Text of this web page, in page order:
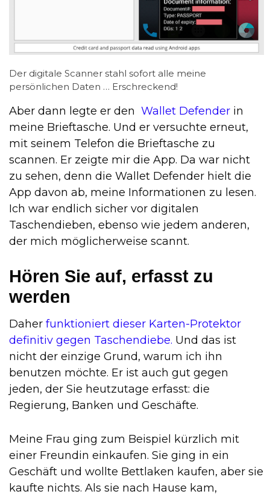
Der digitale Scanner stahl sofort alle meine
persönlichen Daten … Erschreckend!
Aber dann legte er den Wallet Defender in
meine Brieftasche. Und er versuchte erneut,
mit seinem Telefon die Brieftasche zu
scannen. Er zeigte mir die App. Da war nicht
zu sehen, denn die Wallet Defender hielt die
App davon ab, meine Informationen zu lesen.
Ich war endlich sicher vor digitalen
Taschendieben, ebenso wie jedem anderen,
der mich möglicherweise scannt.
Hören Sie auf, erfasst zu
werden
Daher funktioniert dieser Karten-Protektor
definitiv gegen Taschendiebe. Und das ist
nicht der einzige Grund, warum ich ihn
benutzen möchte. Er ist auch gut gegen
jeden, der Sie heutzutage erfasst: die
Regierung, Banken und Geschäfte.
Meine Frau ging zum Beispiel kürzlich mit
einer Freundin einkaufen. Sie ging in ein
Geschäft und wollte Bettlaken kaufen, aber sie
kaufte nichts. Als sie nach Hause kam,